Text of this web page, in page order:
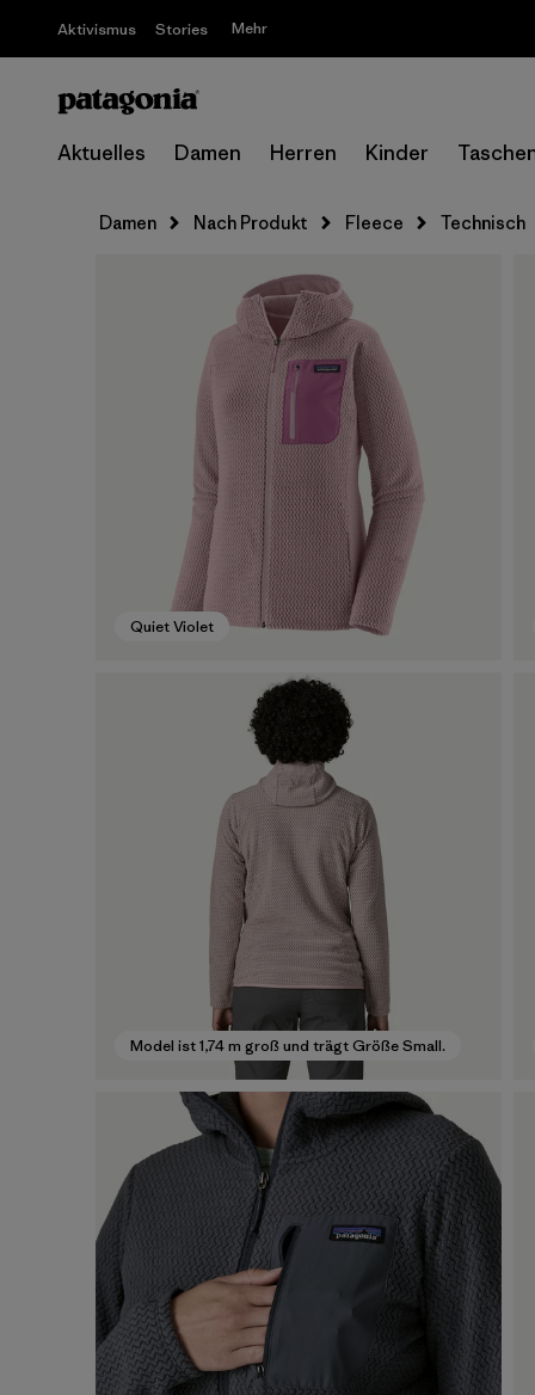
Aktivismus Stories Mehr
Aktuelles Damen Herren Kinder
Damen Nach Produkt Fleece Technisch
Quiet Violet
Model ist 1,74 m groß und trägt Größe Small.